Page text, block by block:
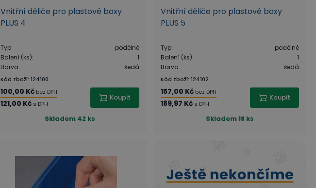
Vnitřní děliče pro plastové boxy
PLUS 4
Typ:
podélné
Balení (ks):
1
Barva: šedá
Kód zboží: 124100
100,00 Kč bez DPH
121,00 Kč s DPH
Koupit
Skladem 42 ks
Vnitřní děliče pro plastové boxy
PLUS 5
Typ:
podélné
Balení (ks):
1
Barva: šedá
Kód zboží: 124102
157,00 Kč bez DPH
189,97 Kč s DPH
Koupit
Skladem18 ks